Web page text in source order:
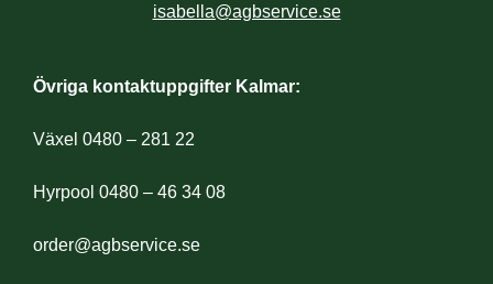
isabella@agbservice.se
Övriga kontaktuppgifter Kalmar:
Växel 0480 – 281 22
Hyrpool 0480 – 46 34 08
order@agbservice.se